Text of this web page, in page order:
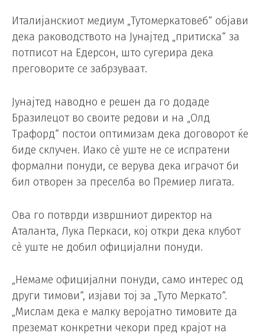
Италијанскиот медиум „Тутомеркатовеб“ објави
дека раководството на Јунајтед „притиска“ за
потписот на Едерсон, што сугерира дека
преговорите се забрзуваат.
Јунајтед наводно е решен да го додаде
Бразилецот во своите редови и на „Олд
Трафорд“ постои оптимизам дека договорот ќе
биде склучен. Иако сè уште не се испратени
формални понуди, се верува дека играчот би
бил отворен за преселба во Премиер лигата.
Ова го потврди извршниот директор на
Аталанта, Лука Перкаси, кој откри дека клубот
сè уште не добил официјални понуди.
„Немаме официјални понуди, само интерес од
други тимови“, изјави тој за „Туто Меркато“.
„Мислам дека е малку веројатно тимовите да
преземат конкретни чекори пред крајот на